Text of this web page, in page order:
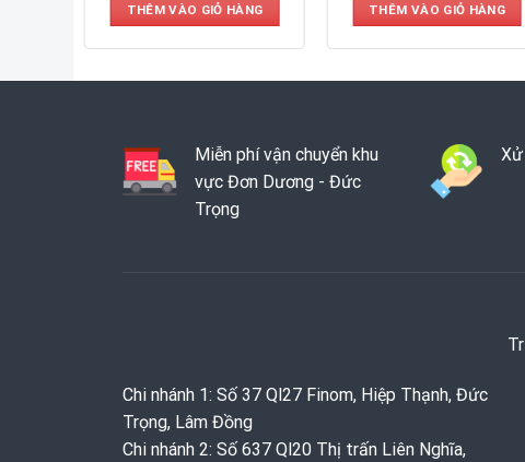
THÊM VÀO GIỎ HÀNG THÊM VÀO GIỎ HÀNG
Miễn phí vận chuyển khu
vực Đơn Dương - Đức
Trọng
Chi nhánh 1: Số 37 Ql27 Finom, Hiệp Thạnh, Đức
Trọng, Lâm Đồng
Chi nhánh 2: Số 637 Ql20 Thị trấn Liên Nghĩa,